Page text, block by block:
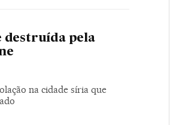
destruída pela
na cidade síria que